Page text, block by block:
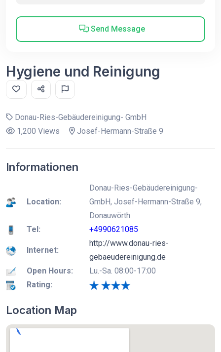
Send Message
Hygiene und Reinigung
Donau-Ries-Gebäudereinigung- GmbH
1,200 Views
Josef-Hermann-Straße 9
Informationen
Location:
Donau-Ries-Gebäudereinigung-
GmbH, Josef-Hermann-Straße 9,
Donauwörth
Tel:
+4990621085
Internet:
http://www.donau-ries-
gebaeudereinigung.de
Open Hours:
Lu.-Sa. 08:00-17:00
Rating:
Location Map